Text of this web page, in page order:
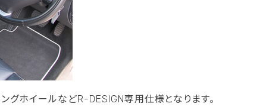
グホイールなどR-DESIGN専用仕様となります。